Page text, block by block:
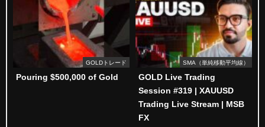
GOLDトレード
Pouring $500,000 of Gold
SMA（単純移動平均線）
GOLD Live Trading
Session #319 | XAUUSD
Trading Live Stream | MSB
FX